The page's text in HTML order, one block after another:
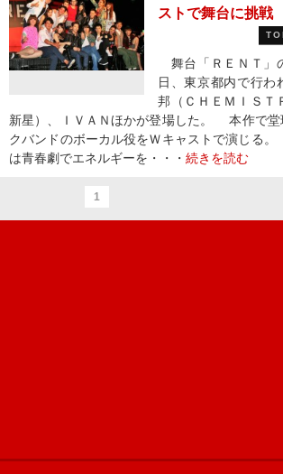
ストで舞台に挑戦
舞台「ＲＥＮＴ」
日、東京都内で行わ
邦（ＣＨＥＭＩＳＴ
新星）、ＩＶＡＮほかが登場した。 本作で堂
クバンドのボーカル役をＷキャストで演じる
は青春劇でエネルギーを・・・ 続きを読む
1